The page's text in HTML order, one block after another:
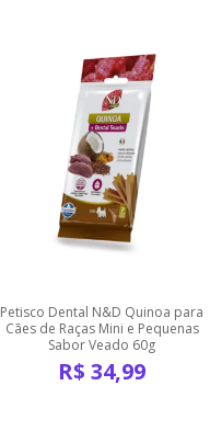
Petisco Dental N&D Quinoa para
Cães de Raças Mini e Pequenas
Sabor Veado 60g
R$ 34,99